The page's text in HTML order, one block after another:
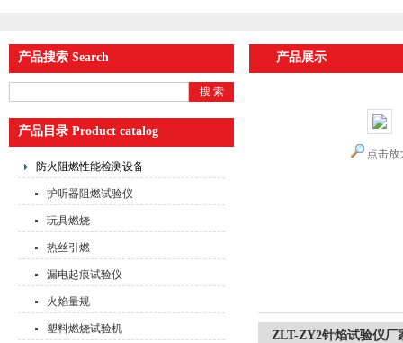
产品搜索 Search
产品目录 Product catalog
防火阻燃性能检测设备
护听器阻燃试验仪
玩具燃烧
热丝引燃
漏电起痕试验仪
火焰量规
塑料燃烧试验机
产品展示
点击放
ZLT-ZY2针焰试验仪厂